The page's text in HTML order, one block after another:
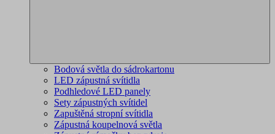
Bodová světla do sádrokartonu
LED zápustná svítidla
Podhledové LED panely
Sety zápustných svítidel
Zapuštěná stropní svítidla
Zápustná koupelnová světla